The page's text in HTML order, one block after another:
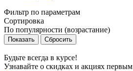
Фильтр по параметрам
Сортировка
По популярности (возрастание)
Сбросить
Будьте всегда в курсе!
Узнавайте о скидках и акциях первым